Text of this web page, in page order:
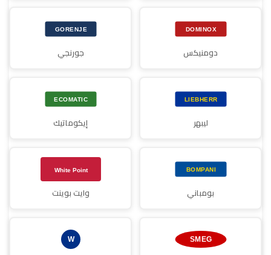
دومنيكس جورنجي
ليبهر إيكوماتيك
بومباني وايت بوينت